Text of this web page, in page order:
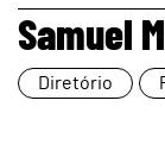
page
Samuel
Diretório